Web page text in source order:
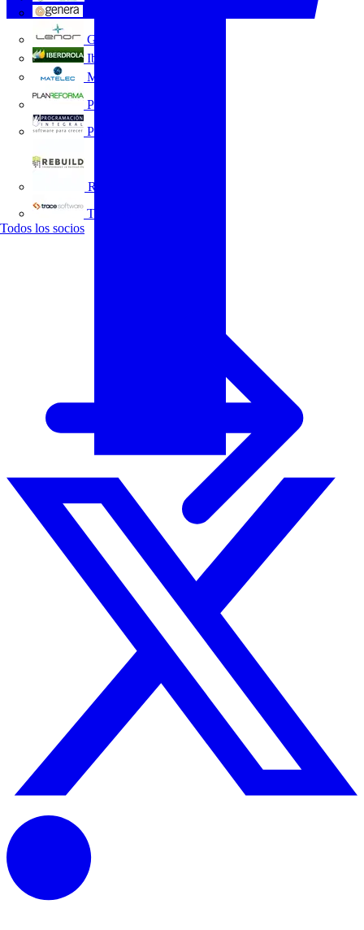
Grupo Lenor
Iberdrola
MATELEC
Plan Reforma
Programación Integral
REBUILD
Trace Software
Todos los socios